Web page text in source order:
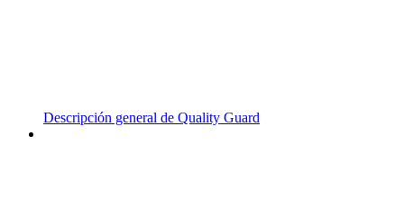
Descripción general de Quality Guard